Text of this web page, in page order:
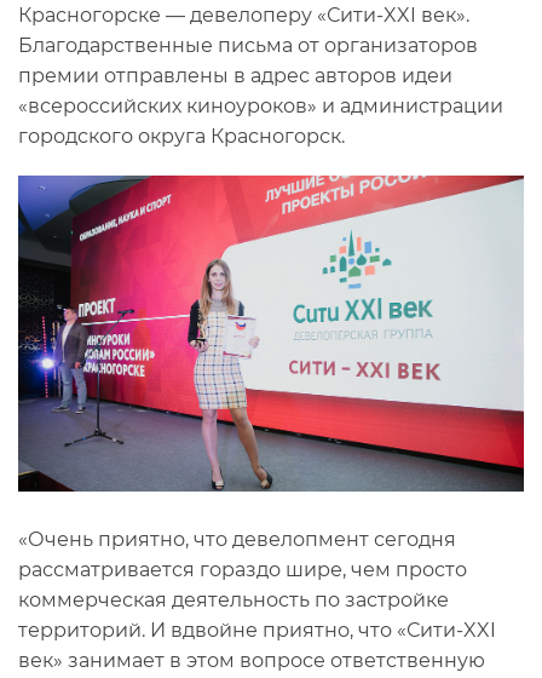
Красногорске — девелоперу «Сити-XXI век».
Благодарственные письма от организаторов
премии отправлены в адрес авторов идеи
«всероссийских киноуроков» и администрации
городского округа Красногорск.
«Очень приятно, что девелопмент сегодня
рассматривается гораздо шире, чем просто
коммерческая деятельность по застройке
территорий. И вдвойне приятно, что «Сити-XXI
век» занимает в этом вопросе ответственную